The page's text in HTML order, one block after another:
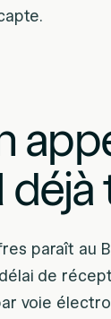
paraît au
de
voie